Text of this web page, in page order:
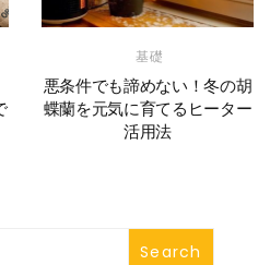
基礎
悪条件でも諦めない！冬の胡
蝶蘭を元気に育てるヒーター
活用法